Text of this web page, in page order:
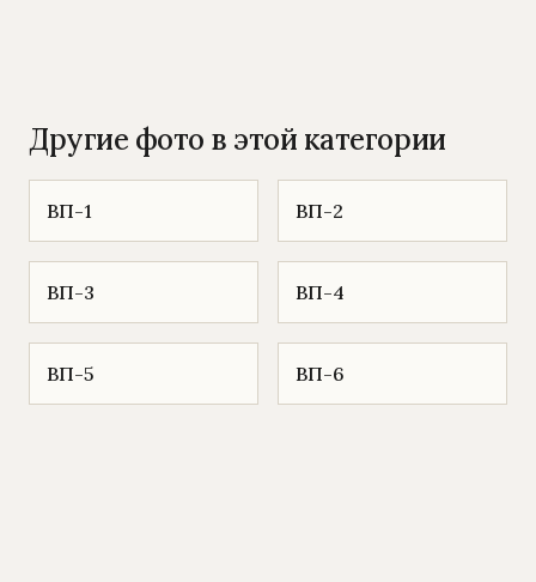
Другие фото в этой категории
ВП-1 ВП-2
ВП-3 ВП-4
ВП-5 ВП-6